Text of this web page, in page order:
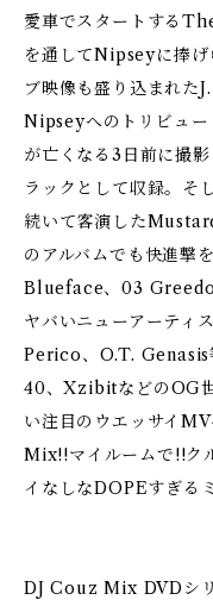
愛車でスタートする
を通してNipseyに捧
ブ映像も盛り込まれた
Nipseyへのトリビュ
が亡くなる3日前に撮
ラックとして収録。そ
続いて客演した
のアルバムでも快進撃
Blueface、03 Greedo
ヤバいニューアーティ
Perico、O.T. Genasis
40、XzibitなどのOG
い注目のウエッサイ
Mix!!マイルームで!!ク
イなしなDOPEすぎる
DJ Couz Mix DVDシ